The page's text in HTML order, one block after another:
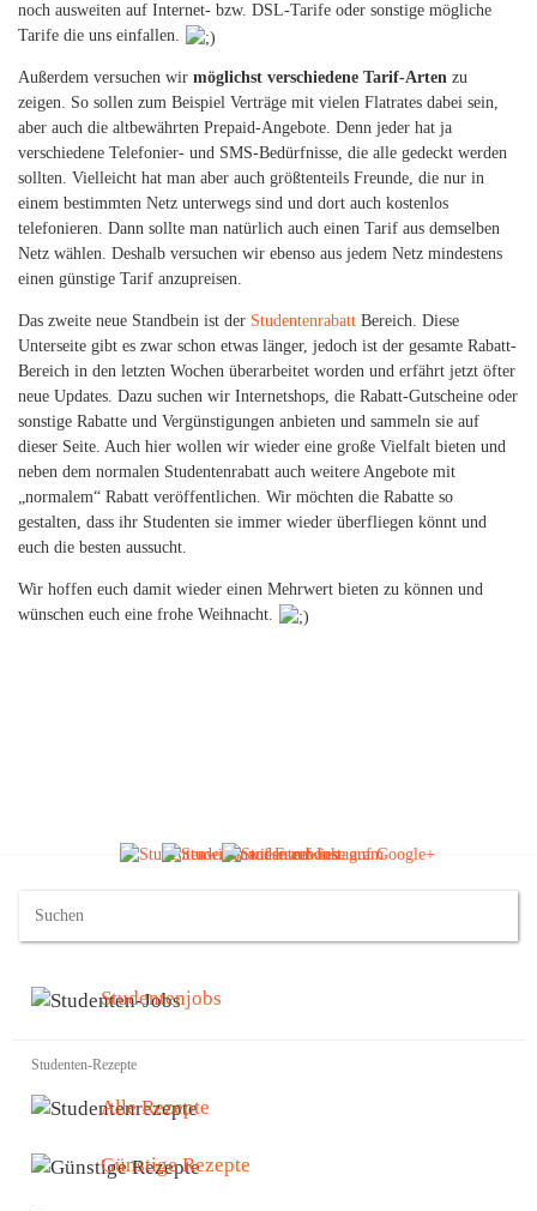
noch ausweiten auf Internet- bzw. DSL-Tarife oder sonstige mögliche
Tarife die uns einfallen.
Außerdem versuchen wir möglichst verschiedene Tarif-Arten zu
zeigen. So sollen zum Beispiel Verträge mit vielen Flatrates dabei sein,
aber auch die altbewährten Prepaid-Angebote. Denn jeder hat ja
verschiedene Telefonier- und SMS-Bedürfnisse, die alle gedeckt werden
sollten. Vielleicht hat man aber auch größtenteils Freunde, die nur in
einem bestimmten Netz unterwegs sind und dort auch kostenlos
telefonieren. Dann sollte man natürlich auch einen Tarif aus demselben
Netz wählen. Deshalb versuchen wir ebenso aus jedem Netz mindestens
einen günstige Tarif anzupreisen.
Das zweite neue Standbein ist der Studentenrabatt Bereich. Diese
Unterseite gibt es zwar schon etwas länger, jedoch ist der gesamte Rabatt-
Bereich in den letzten Wochen überarbeitet worden und erfährt jetzt öfter
neue Updates. Dazu suchen wir Internetshops, die Rabatt-Gutscheine oder
sonstige Rabatte und Vergünstigungen anbieten und sammeln sie auf
dieser Seite. Auch hier wollen wir wieder eine große Vielfalt bieten und
neben dem normalen Studentenrabatt auch weitere Angebote mit
„normalem“ Rabatt veröffentlichen. Wir möchten die Rabatte so
gestalten, dass ihr Studenten sie immer wieder überfliegen könnt und
euch die besten aussucht.
Wir hoffen euch damit wieder einen Mehrwert bieten zu können und
wünschen euch eine frohe Weihnacht.
Studentenjobs
Studenten-Rezepte
Alle Rezepte
Günstige Rezepte